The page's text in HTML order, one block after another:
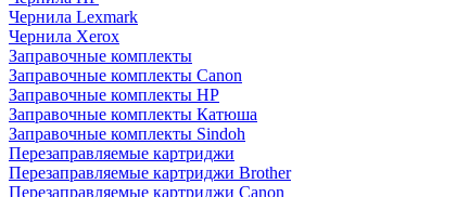
Чернила Lexmark
Чернила Xerox
Заправочные комплекты
Заправочные комплекты Canon
Заправочные комплекты HP
Заправочные комплекты Катюша
Заправочные комплекты Sindoh
Перезаправляемые картриджи
Перезаправляемые картриджи Brother
Перезаправляемые картриджи Canon